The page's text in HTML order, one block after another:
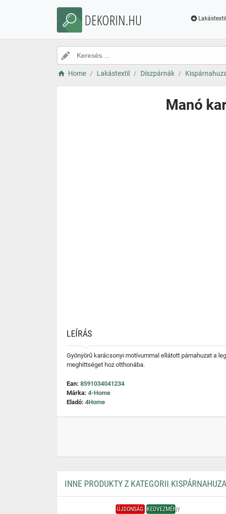
DEKORIN.HU Lakástextil
Home Lakástextil Díszpárnák
Manó
LEÍRÁS
Gyönyörű karácsonyi motívummal ellátott párnahuzat a
meghittséget hoz otthonába.
Ean: 8591034041234
Márka: 4-Home
Eladó: 4Home
INNE PRODUKTY Z KATEGORII
ÚJDONSÁG KEDVEZMÉNY